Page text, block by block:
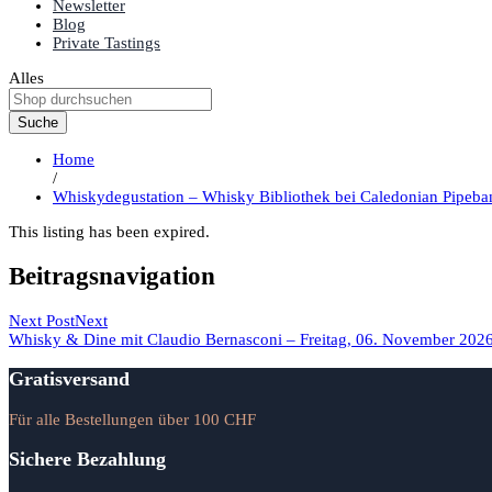
Newsletter
Blog
Private Tastings
Alles
Suche
Home
/
Whiskydegustation – Whisky Bibliothek bei Caledonian
This listing has been expired.
Beitragsnavigation
Next PostNext
Whisky & Dine mit Claudio Bernasconi – Freitag, 06. November
Gratisversand
Für alle Bestellungen über 100 CHF
Sichere Bezahlung